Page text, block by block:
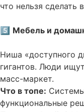
что нельзя сделать
5️⃣ Мебель и
Ниша «доступного
гигантов. Люди
масс-маркет.
Что в топе:
функциональные